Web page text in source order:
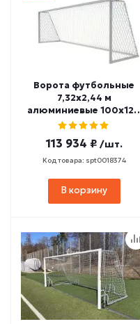
Ворота футбольные
7,32х2,44 м
алюминиевые 100х120
мм переносные
732-3P)
113 934 ₽ /шт.
Код товара: spt0018374
В корзину